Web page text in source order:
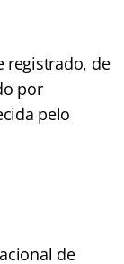
registrado, de
por
pelo
de